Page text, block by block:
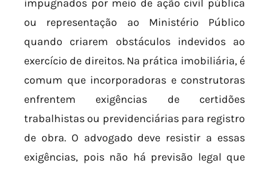
impugnados por meio de ação civil pública
ou representação ao Ministério Público
quando criarem obstáculos indevidos ao
exercício de direitos. Na prática imobiliária, é
comum que incorporadoras e construtoras
enfrentem exigências de certidões
trabalhistas ou previdenciárias para registro
de obra. O advogado deve resistir a essas
exigências, pois não há previsão legal que